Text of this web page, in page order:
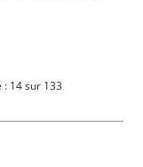
14 sur 133